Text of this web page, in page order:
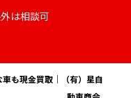
は相談可
も現金買取｜（有）星自